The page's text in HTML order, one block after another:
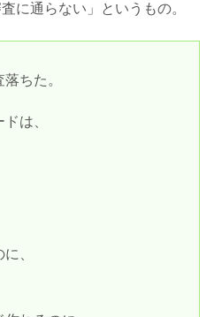
に通らない」というもの。
ちた。
は、
、